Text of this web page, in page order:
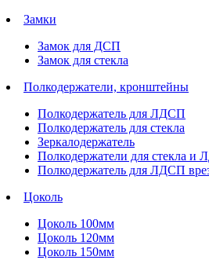
Замки
Замок для ДСП
Замок для стекла
Полкодержатели, кронштейны
Полкодержатель для ЛДСП
Полкодержатель для стекла
Зеркалодержатель
Полкодержатели для стекла
Полкодержатель для ЛДСП
Цоколь
Цоколь 100мм
Цоколь 120мм
Цоколь 150мм